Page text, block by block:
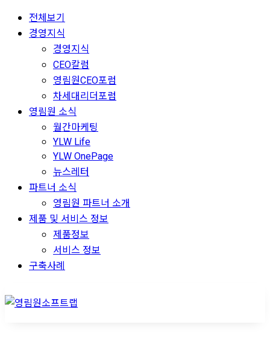
전체보기
경영지식
경영지식
CEO칼럼
영림원CEO포럼
차세대리더포럼
영림원 소식
월간마케팅
YLW Life
YLW OnePage
뉴스레터
파트너 소식
영림원 파트너 소개
제품 및 서비스 정보
제품정보
서비스 정보
구축사례